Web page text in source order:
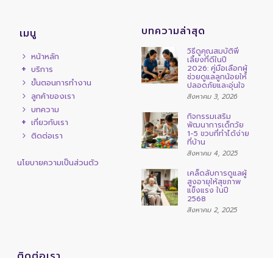
เมนู
หน้าหลัก
บริการ
ขั้นตอนการทำงาน
ลูกค้าของเรา
บทความ
เกี่ยวกับเรา
ติดต่อเรา
นโยบายความเป็นส่วนตัว
บทความล่าสุด
วิธีดูคุณสมบัติพี่
เลี้ยงที่ดีในปี
2026: คู่มือเลือกผู้
ช่วยดูแลลูกน้อยให้
ปลอดภัยและอุ่นใจ
สิงหาคม 3, 2026
กิจกรรมเสริม
พัฒนาการเด็กวัย
1-5 ขวบที่ทำได้ง่าย
ที่บ้าน
สิงหาคม 4, 2025
เคล็ดลับการดูแลผู้
สูงอายุให้สุขภาพ
แข็งแรง ในปี
2568
สิงหาคม 2, 2025